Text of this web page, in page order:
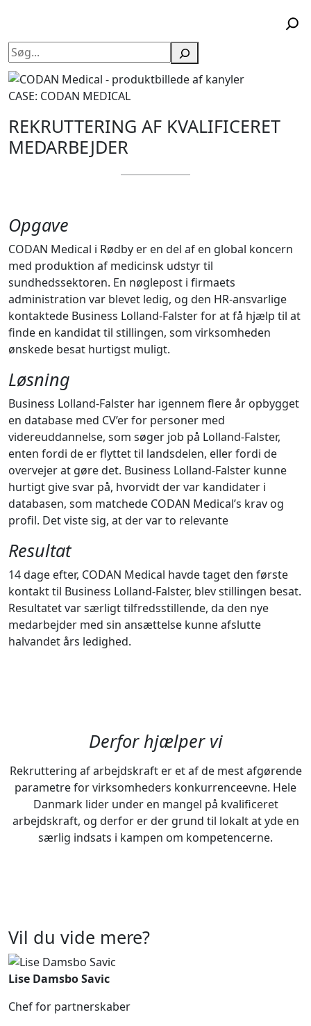
Søg
CASE: CODAN MEDICAL
REKRUTTERING AF KVALIFICERET
MEDARBEJDER
Opgave
CODAN Medical i Rødby er en del af en global koncern
med produktion af medicinsk udstyr til
sundhedssektoren. En nøglepost i firmaets
administration var blevet ledig, og den HR-ansvarlige
kontaktede Business Lolland-Falster for at få hjælp til at
finde en kandidat til stillingen, som virksomheden
ønskede besat hurtigst muligt.
Løsning
Business Lolland-Falster har igennem flere år opbygget
en database med CV’er for personer med
videreuddannelse, som søger job på Lolland-Falster,
enten fordi de er flyttet til landsdelen, eller fordi de
overvejer at gøre det. Business Lolland-Falster kunne
hurtigt give svar på, hvorvidt der var kandidater i
databasen, som matchede CODAN Medical’s krav og
profil. Det viste sig, at der var to relevante
Resultat
14 dage efter, CODAN Medical havde taget den første
kontakt til Business Lolland-Falster, blev stillingen besat.
Resultatet var særligt tilfredsstillende, da den nye
medarbejder med sin ansættelse kunne afslutte
halvandet års ledighed.
Derfor hjælper vi
Rekruttering af arbejdskraft er et af de mest afgørende
parametre for virksomheders konkurrenceevne. Hele
Danmark lider under en mangel på kvalificeret
arbejdskraft, og derfor er der grund til lokalt at yde en
særlig indsats i kampen om kompetencerne.
Vil du vide mere?
Lise Damsbo Savic
Chef for partnerskaber